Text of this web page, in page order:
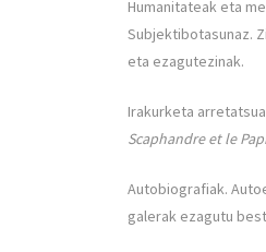
Humanitateak eta
Subjektibotasunaz.
eta ezagutezinak.
Irakurketa
Scaphandre et le
Autobiografiak.
galerak ezagutu